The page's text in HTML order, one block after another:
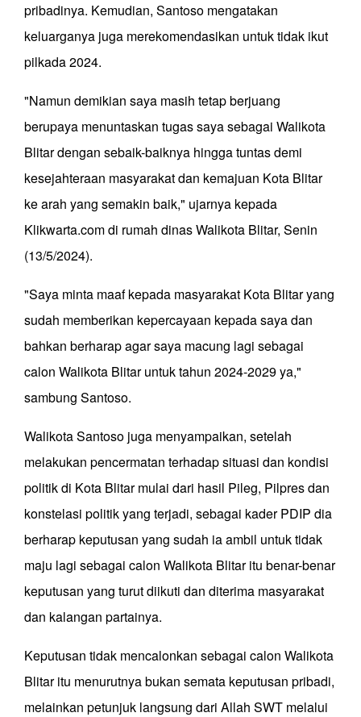
pribadinya. Kemudian, Santoso mengatakan
keluarganya juga merekomendasikan untuk tidak ikut
pilkada 2024.
"Namun demikian saya masih tetap berjuang
berupaya menuntaskan tugas saya sebagai Walikota
Blitar dengan sebaik-baiknya hingga tuntas demi
kesejahteraan masyarakat dan kemajuan Kota Blitar
ke arah yang semakin baik," ujarnya kepada
Klikwarta.com di rumah dinas Walikota Blitar, Senin
(13/5/2024).
"Saya minta maaf kepada masyarakat Kota Blitar yang
sudah memberikan kepercayaan kepada saya dan
bahkan berharap agar saya macung lagi sebagai
calon Walikota Blitar untuk tahun 2024-2029 ya,"
sambung Santoso.
Walikota Santoso juga menyampaikan, setelah
melakukan pencermatan terhadap situasi dan kondisi
politik di Kota Blitar mulai dari hasil Pileg, Pilpres dan
konstelasi politik yang terjadi, sebagai kader PDIP dia
berharap keputusan yang sudah ia ambil untuk tidak
maju lagi sebagai calon Walikota Blitar itu benar-benar
keputusan yang turut diikuti dan diterima masyarakat
dan kalangan partainya.
Keputusan tidak mencalonkan sebagai calon Walikota
Blitar itu menurutnya bukan semata keputusan pribadi,
melainkan petunjuk langsung dari Allah SWT melalui